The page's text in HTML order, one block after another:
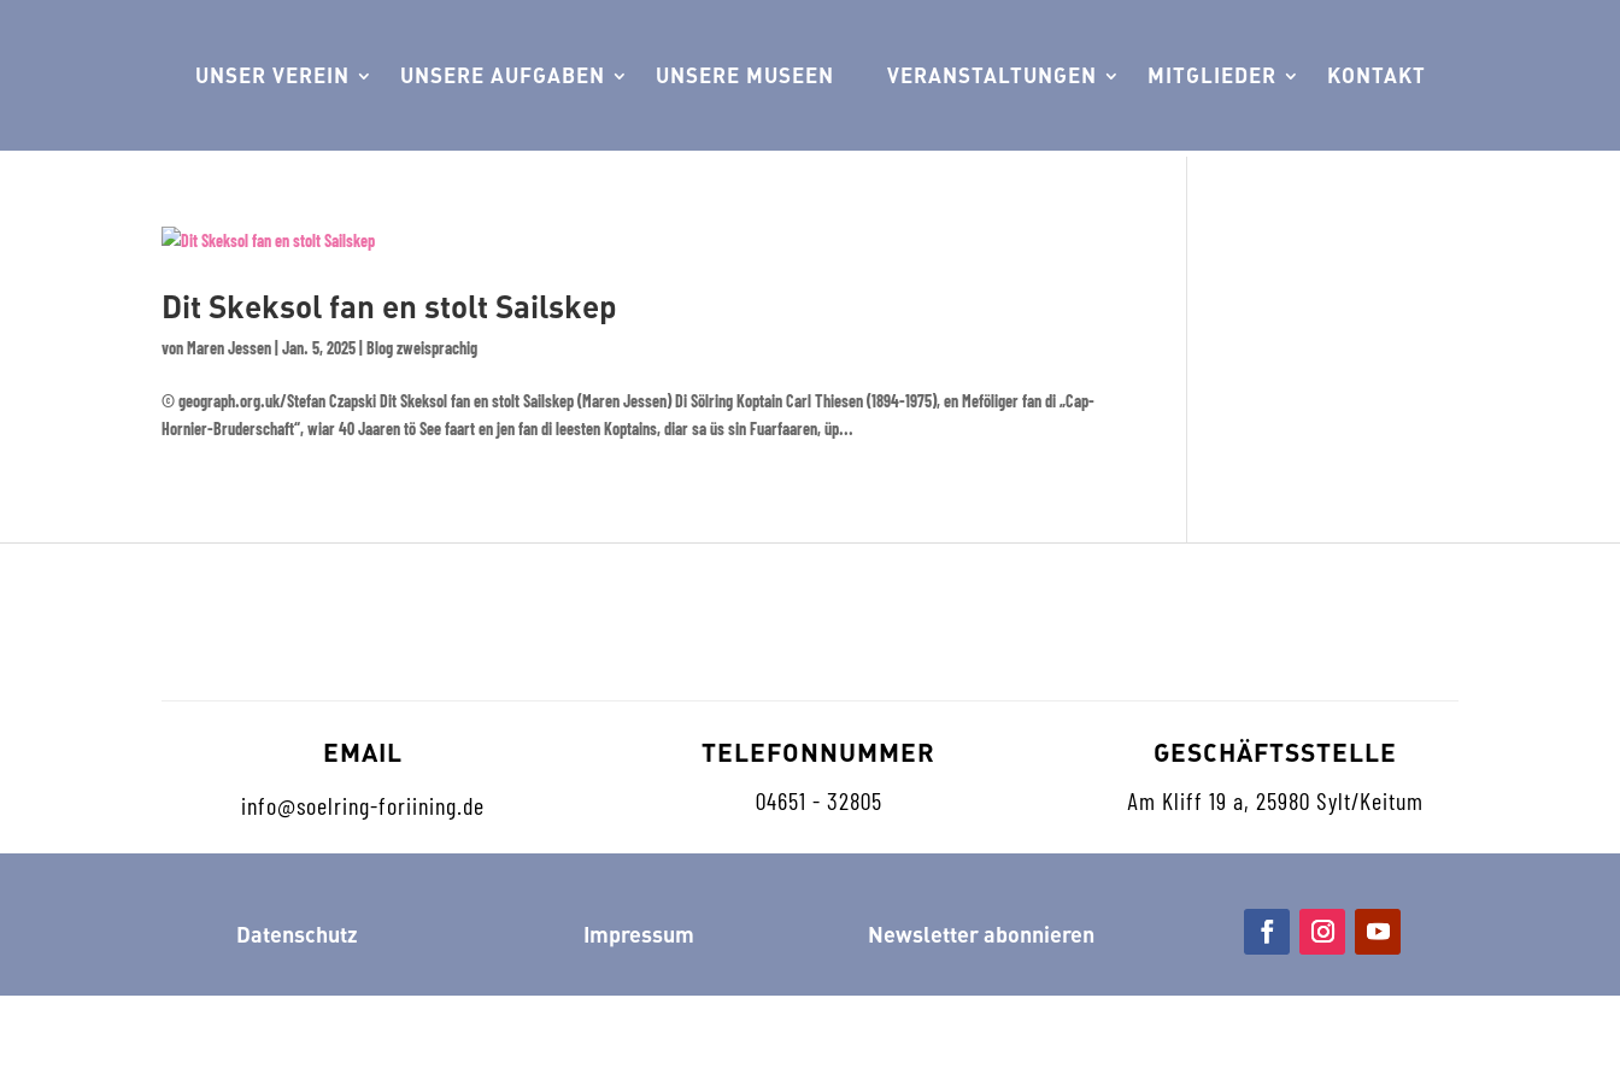
UNSER VEREIN UNSERE AUFGABEN UNSERE MUSEEN VERANSTALTUNGEN MITGLIEDER KONTAKT
Dit Skeksol fan en stolt Sailskep
vonMaren Jessen |Jan. 5, 2025 |Blog zweisprachig
© geograph.org.uk/Stefan Czapski Dit Skeksol fan en stolt Sailskep (Maren Jessen) Di Sölring Koptain Carl Thiesen (1894-1975), en Meföliger fan di „Cap-
Hornier-Bruderschaft“, wiar 40 Jaaren tö See faart en jen fan di leesten Koptains, diar sa üs sin Fuarfaaren, üp...
EMAIL
info@soelring-foriining.de
TELEFONNUMMER
04651 - 32805
GESCHÄFTSSTELLE
Am Kliff 19 a, 25980 Sylt/Keitum
Datenschutz Impressum Newsletter abonnieren